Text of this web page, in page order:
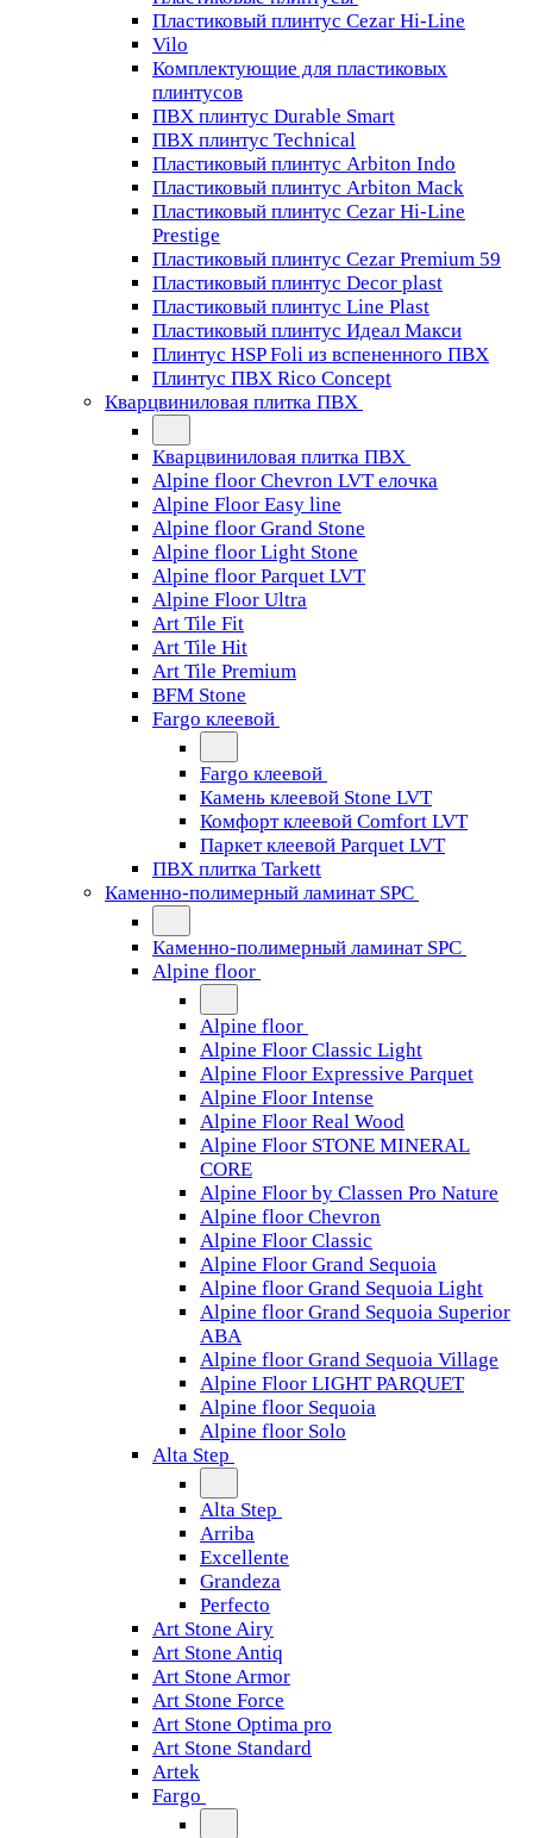
Пластиковый плинтус Cezar Hi-Line
Vilo
Комплектующие для пластиковых
плинтусов
ПВХ плинтус Durable Smart
ПВХ плинтус Technical
Пластиковый плинтус Arbiton Indo
Пластиковый плинтус Arbiton Mack
Пластиковый плинтус Cezar Hi-Line
Prestige
Пластиковый плинтус Cezar Premium 59
Пластиковый плинтус Decor plast
Пластиковый плинтус Line Plast
Пластиковый плинтус Идеал Макси
Плинтус HSP Foli из вспененного ПВХ
Плинтус ПВХ Rico Concept
Кварцвиниловая плитка ПВХ
Кварцвиниловая плитка ПВХ
Alpine floor Chevron LVT елочка
Alpine Floor Easy line
Alpine floor Grand Stone
Alpine floor Light Stone
Alpine floor Parquet LVT
Alpine Floor Ultra
Art Tile Fit
Art Tile Hit
Art Tile Premium
BFM Stone
Fargo клеевой
Fargo клеевой
Камень клеевой Stone LVT
Комфорт клеевой Comfort LVT
Паркет клеевой Parquet LVT
ПВХ плитка Tarkett
Каменно-полимерный ламинат SPC
Каменно-полимерный ламинат SPC
Alpine floor
Alpine floor
Alpine Floor Classic Light
Alpine Floor Expressive Parquet
Alpine Floor Intense
Alpine Floor Real Wood
Alpine Floor STONE MINERAL
CORE
Alpine Floor by Classen Pro Nature
Alpine floor Chevron
Alpine Floor Classic
Alpine Floor Grand Sequoia
Alpine floor Grand Sequoia Light
Alpine floor Grand Sequoia Superior
ABA
Alpine floor Grand Sequoia Village
Alpine Floor LIGHT PARQUET
Alpine floor Sequoia
Alpine floor Solo
Alta Step
Alta Step
Arriba
Excellente
Grandeza
Perfecto
Art Stone Airy
Art Stone Antiq
Art Stone Armor
Art Stone Force
Art Stone Optima pro
Art Stone Standard
Artek
Fargo